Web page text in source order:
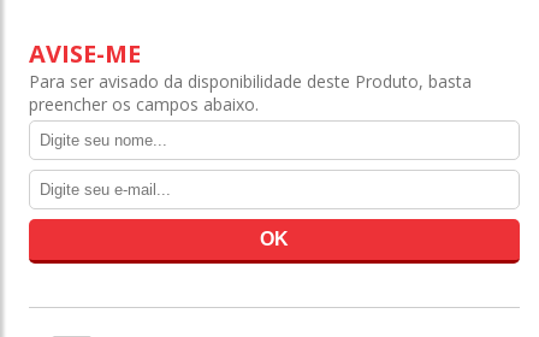
AVISE-ME
Para ser avisado da disponibilidade deste Produto, basta
preencher os campos abaixo.